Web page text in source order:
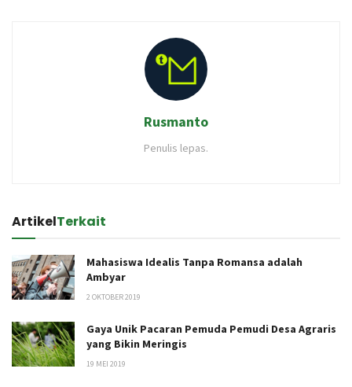
Rusmanto
Penulis lepas.
ArtikelTerkait
Mahasiswa Idealis Tanpa Romansa adalah
Ambyar
2 OKTOBER 2019
Gaya Unik Pacaran Pemuda Pemudi Desa Agraris
yang Bikin Meringis
19 MEI 2019